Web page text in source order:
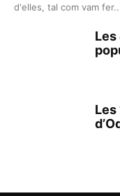
d'elles, tal com vam
Les